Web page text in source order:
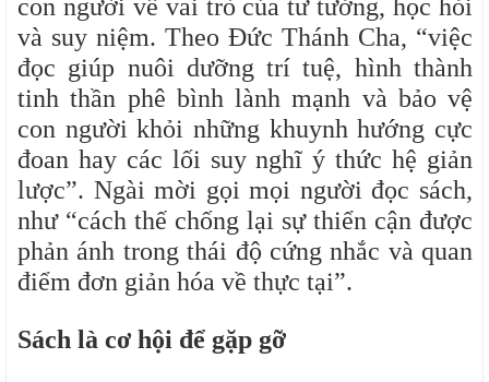
con người về vai trò của tư tưởng, học hỏi
và suy niệm. Theo Đức Thánh Cha, “việc
đọc giúp nuôi dưỡng trí tuệ, hình thành
tinh thần phê bình lành mạnh và bảo vệ
con người khỏi những khuynh hướng cực
đoan hay các lối suy nghĩ ý thức hệ giản
lược”. Ngài mời gọi mọi người đọc sách,
như “cách thế chống lại sự thiển cận được
phản ánh trong thái độ cứng nhắc và quan
điểm đơn giản hóa về thực tại”.
Sách là cơ hội để gặp gỡ